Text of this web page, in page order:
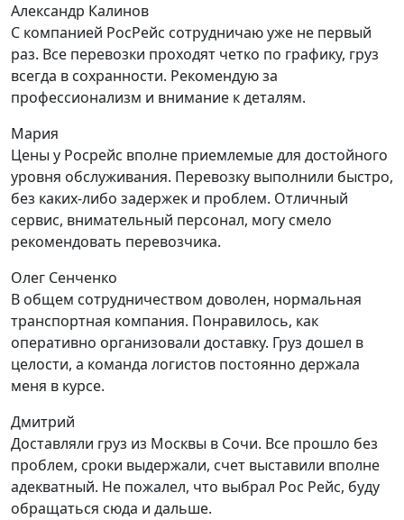
Александр Калинов
С компанией РосРейс сотрудничаю уже не первый
раз. Все перевозки проходят четко по графику, груз
всегда в сохранности. Рекомендую за
профессионализм и внимание к деталям.
Мария
Цены у Росрейс вполне приемлемые для достойного
уровня обслуживания. Перевозку выполнили быстро,
без каких-либо задержек и проблем. Отличный
сервис, внимательный персонал, могу смело
рекомендовать перевозчика.
Олег Сенченко
В общем сотрудничеством доволен, нормальная
транспортная компания. Понравилось, как
оперативно организовали доставку. Груз дошел в
целости, а команда логистов постоянно держала
меня в курсе.
Дмитрий
Доставляли груз из Москвы в Сочи. Все прошло без
проблем, сроки выдержали, счет выставили вполне
адекватный. Не пожалел, что выбрал Рос Рейс, буду
обращаться сюда и дальше.